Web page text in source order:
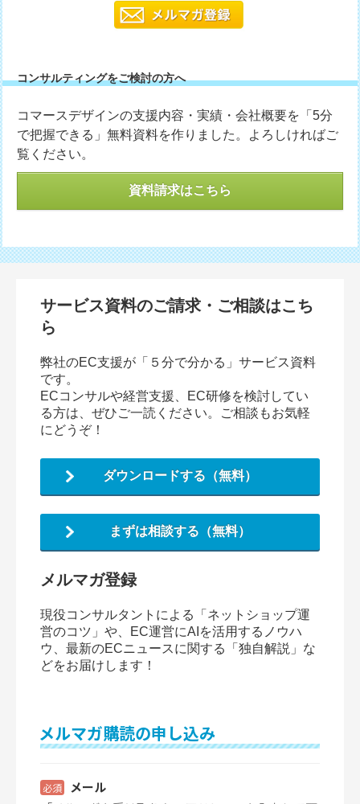
コンサルティングをご検討の方へ
コマースデザインの支援内容・実績・会社概要を「5分
で把握できる」無料資料を作りました。よろしければご
覧ください。
資料請求はこちら
サービス資料のご請求・ご相談はこち
ら
弊社のEC支援が「５分で分かる」サービス資料
です。
ECコンサルや経営支援、EC研修を検討してい
る方は、ぜひご一読ください。ご相談もお気軽
にどうぞ！
ダウンロードする（無料）
まずは相談する（無料）
メルマガ登録
現役コンサルタントによる「ネットショップ運
営のコツ」や、EC運営にAIを活用するノウハ
ウ、最新のECニュースに関する「独自解説」な
どをお届けします！